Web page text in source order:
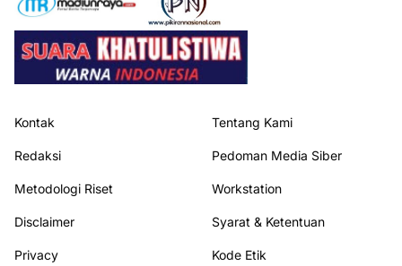
Kontak Tentang Kami
Redaksi Pedoman Media Siber
Metodologi Riset Workstation
Disclaimer Syarat & Ketentuan
Privacy Kode Etik